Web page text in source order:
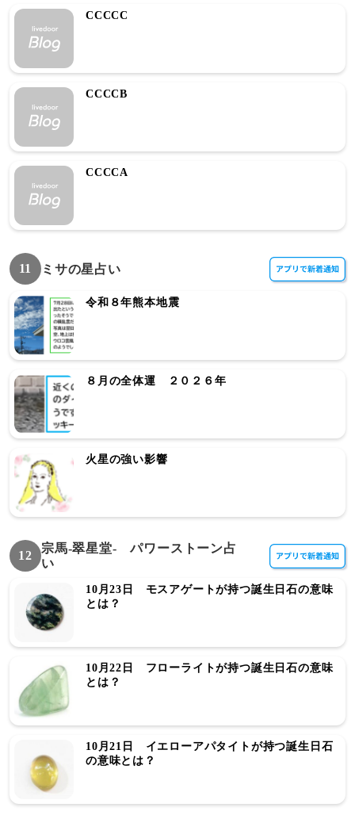
CCCCC
CCCCB
CCCCA
11 ミサの星占い
令和８年熊本地震
８月の全体運 ２０２６年
火星の強い影響
12
宗馬-翠星堂- パワーストーン占
い
10月23日 モスアゲートが持つ誕生日石の意味
とは？
10月22日 フローライトが持つ誕生日石の意味
とは？
10月21日 イエローアパタイトが持つ誕生日石
の意味とは？